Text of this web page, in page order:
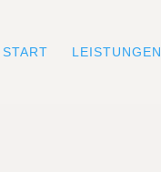
START LEISTUNGEN